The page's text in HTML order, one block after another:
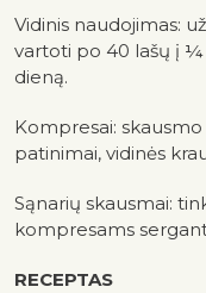
Vidinis naudojimas:
vartoti po 40 lašų į ¼
dieną.
Kompresai:
patinimai, vidinės
Sąnarių skausmai:
kompresams
RECEPTAS